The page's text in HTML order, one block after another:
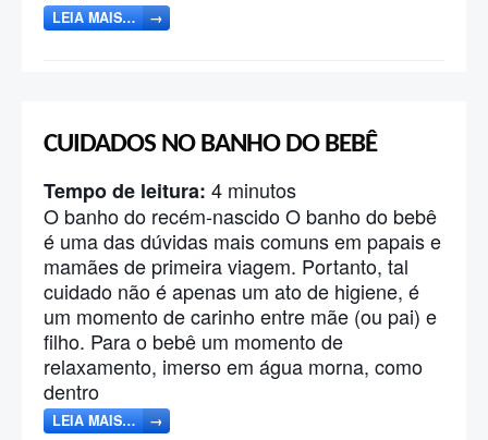
LEIA MAIS… →
CUIDADOS NO BANHO DO BEBÊ
Tempo de leitura: 4 minutos
O banho do recém-nascido O banho do bebê
é uma das dúvidas mais comuns em papais e
mamães de primeira viagem. Portanto, tal
cuidado não é apenas um ato de higiene, é
um momento de carinho entre mãe (ou pai) e
filho. Para o bebê um momento de
relaxamento, imerso em água morna, como
dentro
LEIA MAIS… →